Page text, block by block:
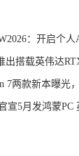
：开启个
出搭载英伟达
7两款新本曝光
宣5月发鸿蒙PC